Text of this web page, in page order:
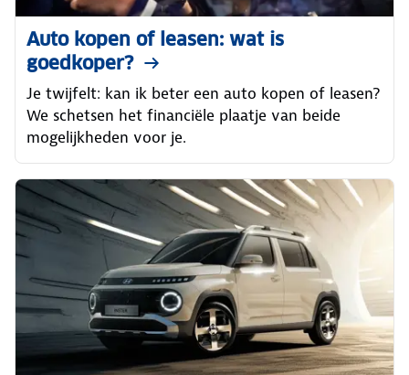
Auto kopen of leasen: wat is
goedkoper?
Je twijfelt: kan ik beter een auto kopen of leasen?
We schetsen het financiële plaatje van beide
mogelijkheden voor je.